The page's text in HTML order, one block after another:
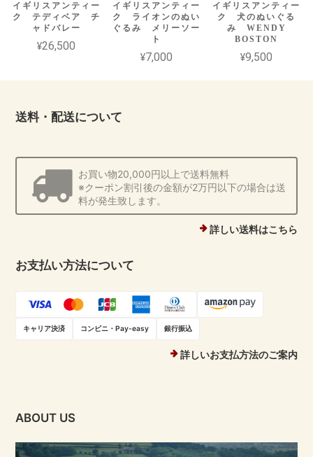
イギリスアンティー
ク テディベア チ
ャドバレー
¥26,500
イギリスアンティー
ク ライオンのぬい
ぐるみ メリーソー
ト
¥7,000
イギリスアンティー
ク 犬のぬいぐる
み WENDY
BOSTON
¥9,500
送料・配送について
お買い物20,000円以上で送料無料
※クーポン割引後の金額が2万円以下の場合は送
料が発生致します。
詳しい送料はこちら
お支払い方法について
キャリア決済 コンビニ・Pay-easy 銀行振込
詳しいお支払方法のご案内
ABOUT US